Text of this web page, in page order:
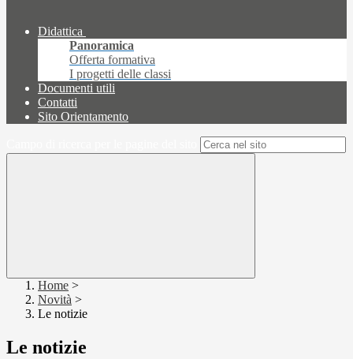
Didattica
Panoramica
Offerta formativa
I progetti delle classi
Documenti utili
Contatti
Sito Orientamento
Home >
Novità >
Le notizie
Le notizie